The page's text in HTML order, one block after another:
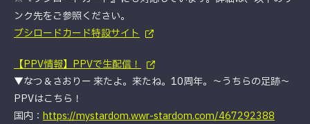
ンク先をご参照ください。
ブシロードカード特設サイト
【PPV情報】PPVで生配信！
▼なつ＆さおりー 来たよ。来たね。10周年。〜うちらの足跡〜
PPVはこちら！
国内： https://mystardom.wwr-stardom.com/467292388